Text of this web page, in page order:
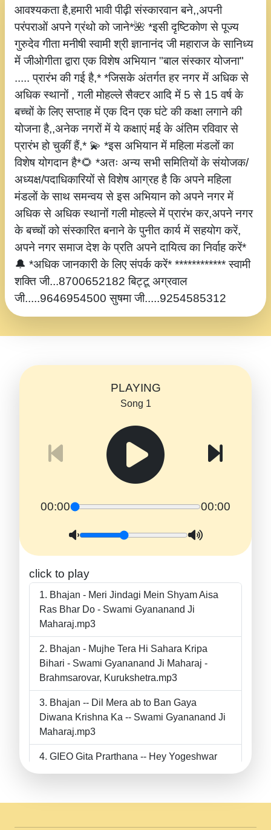
आवश्यकता है,हमारी भावी पीढ़ी संस्कारवान बने,,अपनी
परंपराओं अपने ग्रंथो को जाने*🌺 *इसी दृष्टिकोण से पूज्य
गुरुदेव गीता मनीषी स्वामी श्री ज्ञानानंद जी महाराज के सानिध्य
में जीओगीता द्वारा एक विशेष अभियान "बाल संस्कार योजना"
..... प्रारंभ की गई है,* *जिसके अंतर्गत हर नगर में अधिक से
अधिक स्थानों , गली मोहल्ले सैक्टर आदि में 5 से 15 वर्ष के
बच्चों के लिए सप्ताह में एक दिन एक घंटे की कक्षा लगाने की
योजना है,,अनेक नगरों में ये कक्षाएं मई के अंतिम रविवार से
प्रारंभ हो चुकीं हैं,* 💫 *इस अभियान में महिला मंडलों का
विशेष योगदान है*🌻 *अतः अन्य सभी समितियों के संयोजक/
अध्यक्ष/पदाधिकारियों से विशेष आग्रह है कि अपने महिला
मंडलों के साथ समन्वय से इस अभियान को अपने नगर में
अधिक से अधिक स्थानों गली मोहल्ले में प्रारंभ कर,अपने नगर
के बच्चों को संस्कारित बनाने के पुनीत कार्य में सहयोग करें,
अपने नगर समाज देश के प्रति अपने दायित्व का निर्वाह करें*
🔔 *अधिक जानकारी के लिए संपर्क करें* ************ स्वामी
शक्ति जी...8700652182 बिट्टू अग्रवाल
जी.....9646954500 सुषमा जी.....9254585312
PLAYING
Song 1
00:00 00:00
click to play
Bhajan - Meri Jindagi Mein Shyam Aisa
Ras Bhar Do - Swami Gyananand Ji
Maharaj.mp3
Bhajan - Mujhe Tera Hi Sahara Kripa
Bihari - Swami Gyananand Ji Maharaj -
Brahmsarovar, Kurukshetra.mp3
Bhajan -- Dil Mera ab to Ban Gaya
Diwana Krishna Ka -- Swami Gyananand Ji
Maharaj.mp3
GIEO Gita Prarthana -- Hey Yogeshwar
II Swami Gyananand Ji Maharaj.mp3